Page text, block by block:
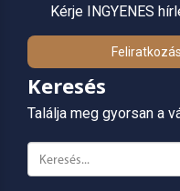
Kérje INGYENES
Feliratkozás
Keresés
Találja meg gyorsan a